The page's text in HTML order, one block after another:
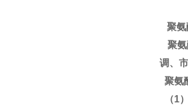
聚
聚氨
调、
聚氨
（1